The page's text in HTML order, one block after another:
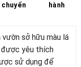
chuyển
hành
sở hữu màu lá
được yêu thích
sử dụng để